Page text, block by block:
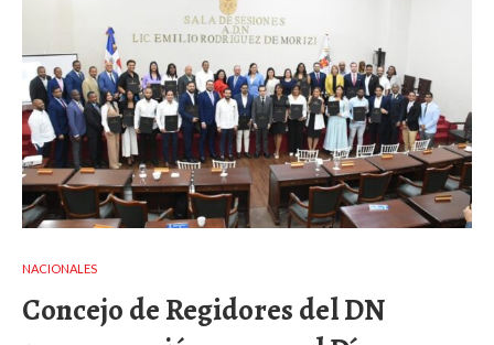
NACIONALES
Concejo de Regidores del DN